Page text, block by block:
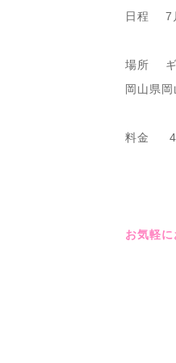
日程 7
場所 ギ
岡山県
料金
お気軽